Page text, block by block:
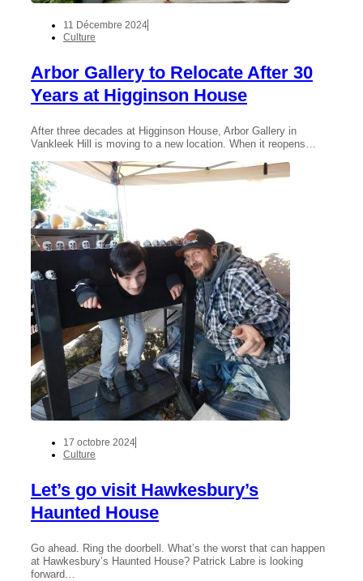
11 Décembre 2024
Culture
Arbor Gallery to Relocate After 30
Years at Higginson House
After three decades at Higginson House, Arbor Gallery in
Vankleek Hill is moving to a new location. When it reopens…
17 octobre 2024
Culture
Let’s go visit Hawkesbury’s
Haunted House
Go ahead. Ring the doorbell. What’s the worst that can happen
at Hawkesbury’s Haunted House? Patrick Labre is looking
forward…